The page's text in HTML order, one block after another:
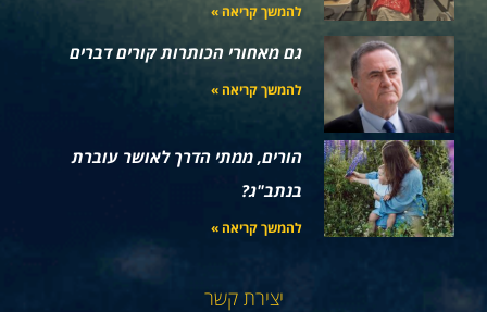
להמשך קריאה »
גם מאחורי הכותרות קורים דברים
להמשך קריאה »
הורים, ממתי הדרך לאושר עוברת
בנתב"ג?
להמשך קריאה »
יצירת קשר